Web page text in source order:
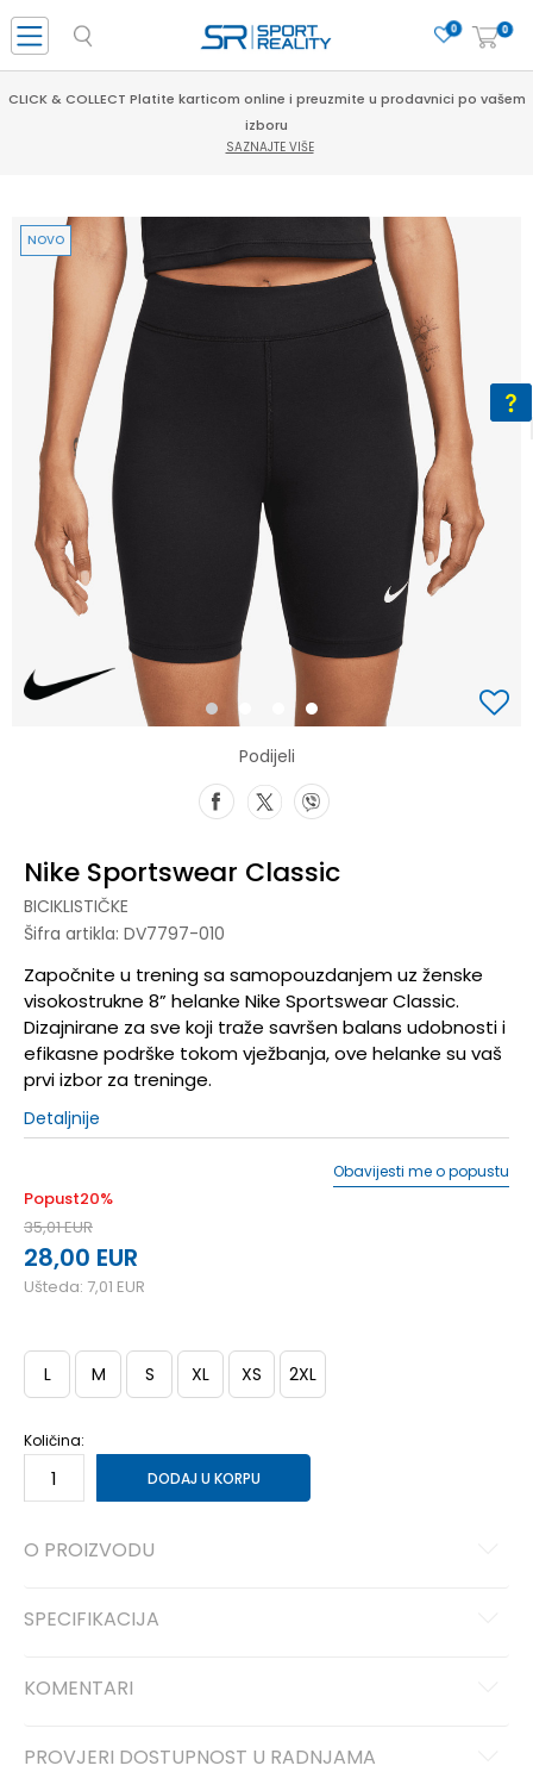
0
0
CLICK & COLLECT Platite karticom online i preuzmite u prodavnici po vašem
izboru
SAZNAJTE VIŠE
1 4
NOVO
Podijeli
Nike Sportswear Classic
BICIKLISTIČKE
Šifra artikla: DV7797-010
Započnite u trening sa samopouzdanjem uz ženske
visokostrukne 8” helanke Nike Sportswear Classic.
Dizajnirane za sve koji traže savršen balans udobnosti i
efikasne podrške tokom vježbanja, ove helanke su vaš
prvi izbor za treninge.
Detaljnije
Popust20%
35,01EUR
28,00 EUR
Ušteda: 7,01 EUR
Obavijesti me o popustu
L M S XL XS 2XL
Količina:
DODAJ U KORPU
O PROIZVODU
SPECIFIKACIJA
KOMENTARI
PROVJERI DOSTUPNOST U RADNJAMA